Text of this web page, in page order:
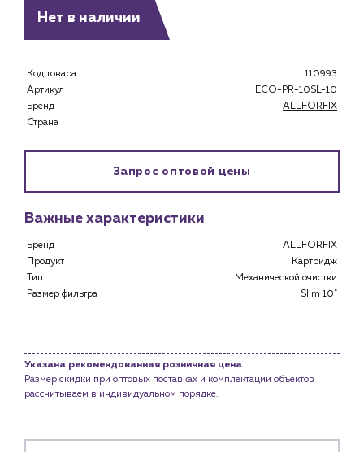
Каталог
Предприятиям и юр.лицам
История компании
Новости
Нет в наличии
Код товара
110993
Артикул
ECO-PR-10SL-10
Бренд
ALLFORFIX
Страна
Запрос оптовой цены
Важные характеристики
Бренд
ALLFORFIX
Продукт
Картридж
Тип
Механической очистки
Размер фильтра
Slim 10"
Указана рекомендованная розничная цена
Размер скидки при оптовых поставках и комплектации объектов
рассчитываем в индивидуальном порядке.